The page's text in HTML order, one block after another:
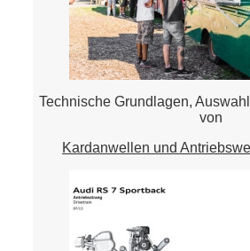
Technische Grundlagen,
von
Kardanwellen und